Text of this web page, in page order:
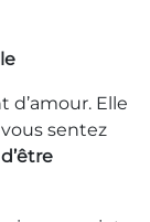
Elle
sentez